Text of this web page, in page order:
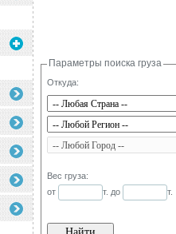
Параметры поиска груза
Откуда:
Вес груза:
от
т. до т.